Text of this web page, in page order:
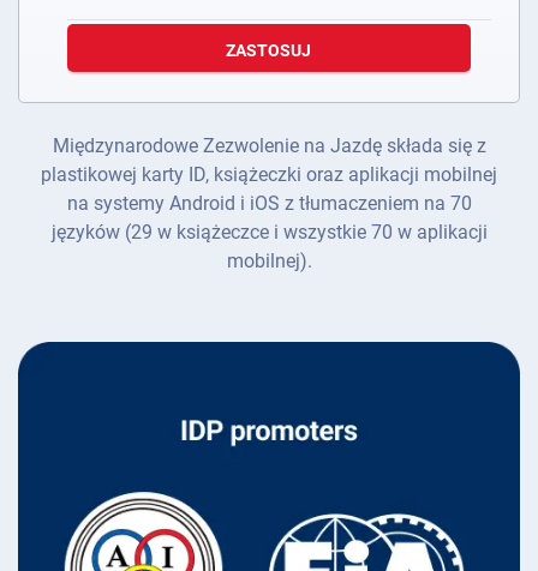
ZASTOSUJ
Międzynarodowe Zezwolenie na Jazdę składa się z
plastikowej karty ID, książeczki oraz aplikacji mobilnej
na systemy Android i iOS z tłumaczeniem na 70
języków (29 w książeczce i wszystkie 70 w aplikacji
mobilnej).